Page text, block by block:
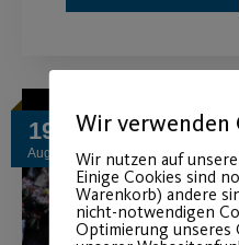
19
Aug.
Wir verwenden
Wir nutzen auf
Einige Cookies sind
Warenkorb) andere
nicht-notwendigen
Optimierung unseres